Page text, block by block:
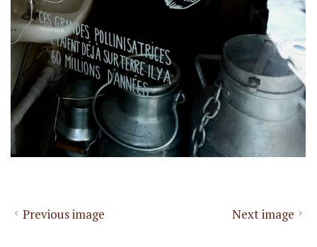
Previous image Next image